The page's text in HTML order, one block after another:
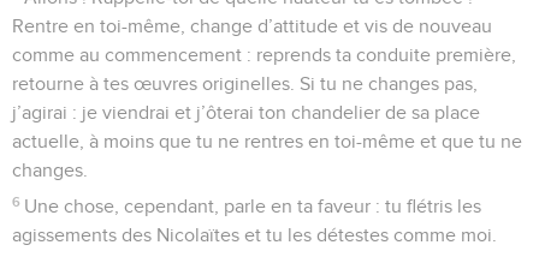
Rentre en toi-même, change d’attitude et vis de nouveau
comme au commencement : reprends ta conduite première,
retourne à tes œuvres originelles. Si tu ne changes pas,
j’agirai : je viendrai et j’ôterai ton chandelier de sa place
actuelle, à moins que tu ne rentres en toi-même et que tu ne
changes.
6 Une chose, cependant, parle en ta faveur : tu flétris les
agissements des Nicolaïtes et tu les détestes comme moi.